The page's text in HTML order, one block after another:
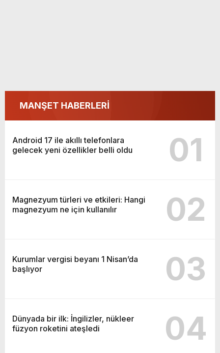
MANŞET HABERLERİ
Android 17 ile akıllı telefonlara
gelecek yeni özellikler belli oldu
01
Magnezyum türleri ve etkileri: Hangi
magnezyum ne için kullanılır
02
Kurumlar vergisi beyanı 1 Nisan’da
başlıyor
03
Dünyada bir ilk: İngilizler, nükleer
füzyon roketini ateşledi
04